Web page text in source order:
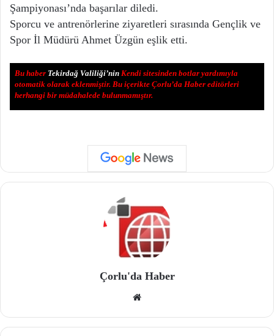
Şampiyonası’nda başarılar diledi.
Sporcu ve antrenörlerine ziyaretleri sırasında Gençlik ve
Spor İl Müdürü Ahmet Üzgün eşlik etti.
Bu haber Tekirdağ Valiliği’ninKendi sitesinden botlar yardımıyla
otomatik olarak eklenmiştir. Bu içerikte Çorlu’da Haber editörleri
herhangi bir müdahalede bulunmamıştır.
Çorlu'da Haber
site